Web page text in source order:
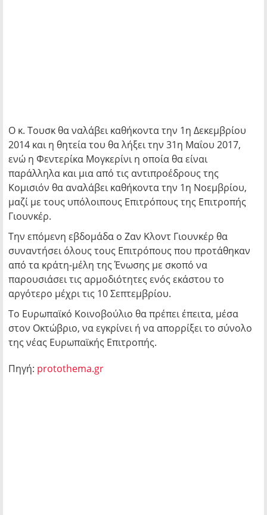
Ο κ. Τουσκ θα ναλάβει καθήκοντα την 1η Δεκεμβρίου
2014 και η θητεία του θα λήξει την 31η Μαΐου 2017,
ενώ η Φεντερίκα Μογκερίνι η οποία θα είναι
παράλληλα και μια από τις αντιπροέδρους της
Κομισιόν θα αναλάβει καθήκοντα την 1η Νοεμβρίου,
μαζί με τους υπόλοιπους Επιτρόπους της Επιτροπής
Γιουνκέρ.
Την επόμενη εβδομάδα ο Ζαν Κλοντ Γιουνκέρ θα
συναντήσει όλους τους Επιτρόπους που προτάθηκαν
από τα κράτη-μέλη της Ένωσης με σκοπό να
παρουσιάσει τις αρμοδιότητες ενός εκάστου το
αργότερο μέχρι τις 10 Σεπτεμβρίου.
Το Ευρωπαϊκό Κοινοβούλιο θα πρέπει έπειτα, μέσα
στον Οκτώβριο, να εγκρίνει ή να απορρίξει το σύνολο
της νέας Ευρωπαϊκής Επιτροπής.
Πηγή: protothema.gr